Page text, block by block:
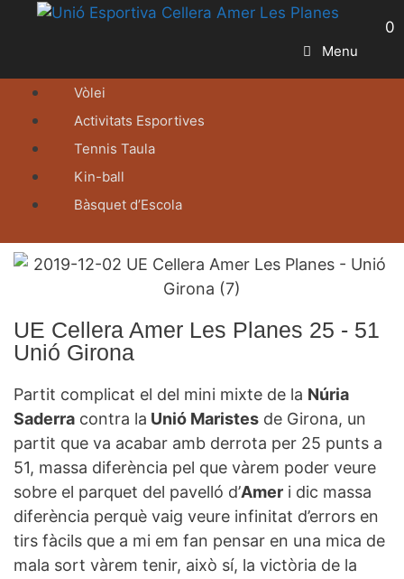
0
Menu
Vòlei
Activitats Esportives
Tennis Taula
Kin-ball
Bàsquet d’Escola
UE Cellera Amer Les Planes 25 - 51
Unió Girona
Partit complicat el del mini mixte de la Núria
Saderra contra la Unió Maristes de Girona, un
partit que va acabar amb derrota per 25 punts a
51, massa diferència pel que vàrem poder veure
sobre el parquet del pavelló d’Amer i dic massa
diferència perquè vaig veure infinitat d’errors en
tirs fàcils que a mi em fan pensar en una mica de
mala sort vàrem tenir, això sí, la victòria de la